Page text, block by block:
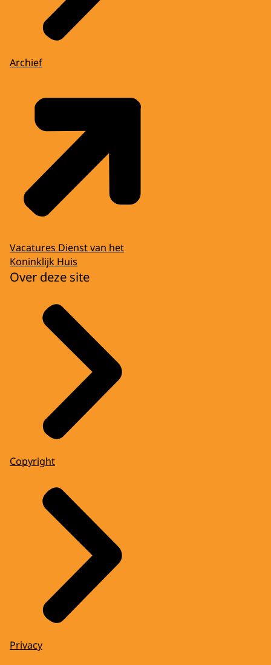
Archief
Vacatures Dienst van het
Koninklijk Huis
Over deze site
Copyright
Privacy